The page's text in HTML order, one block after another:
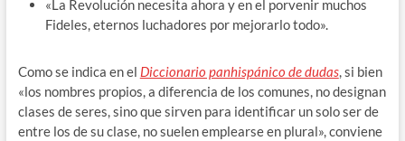
«La Revolución necesita ahora y en el porvenir muchos
Fideles, eternos luchadores por mejorarlo todo».
Como se indica en el Diccionario panhispánico de dudas, si bien
«los nombres propios, a diferencia de los comunes, no designan
clases de seres, sino que sirven para identificar un solo ser de
entre los de su clase, no suelen emplearse en plural», conviene